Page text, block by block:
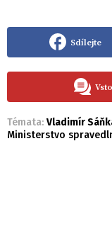
Sdílejte
Témata: Vladimír
Ministerstvo